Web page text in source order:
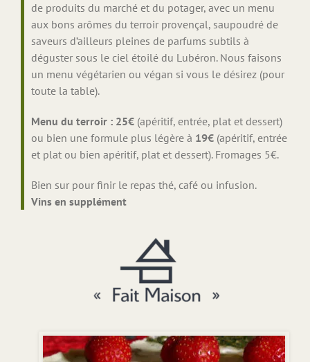
de produits du marché et du potager, avec un menu
aux bons arômes du terroir provençal, saupoudré de
saveurs d’ailleurs pleines de parfums subtils à
déguster sous le ciel étoilé du Lubéron. Nous faisons
un menu végétarien ou végan si vous le désirez (pour
toute la table).
Menu du terroir : 25€ (apéritif, entrée, plat et dessert)
ou bien une formule plus légère à 19€ (apéritif, entrée
et plat ou bien apéritif, plat et dessert). Fromages 5€.
Bien sur pour finir le repas thé, café ou infusion.
Vins en supplément